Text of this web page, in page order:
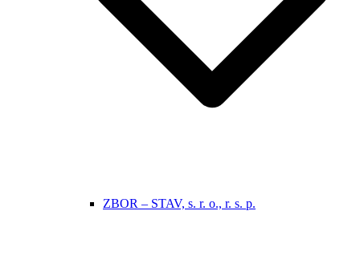
ZBOR – STAV, s. r. o., r. s. p.